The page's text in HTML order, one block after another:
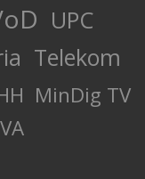
UPC
Telekom
MinDig TV